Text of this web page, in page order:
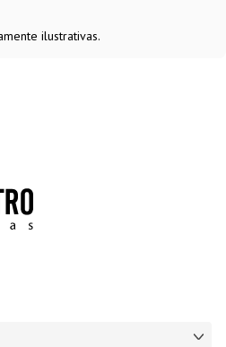
ilustrativas.